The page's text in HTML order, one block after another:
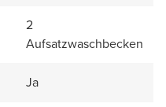
2
Aufsatzwaschbecken
Ja